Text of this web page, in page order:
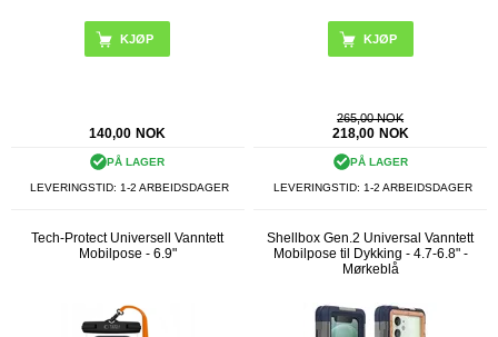
KJØP
140,00 NOK
PÅ LAGER
LEVERINGSTID: 1-2 ARBEIDSDAGER
265,00 NOK
218,00 NOK
PÅ LAGER
LEVERINGSTID: 1-2 ARBEIDSDAGER
Tech-Protect Universell Vanntett
Mobilpose - 6.9"
Shellbox Gen.2 Universal Vanntett
Mobilpose til Dykking - 4.7-6.8" -
Mørkeblå